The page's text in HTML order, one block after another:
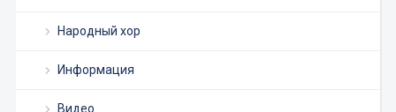
Народный хор
Информация
Видео